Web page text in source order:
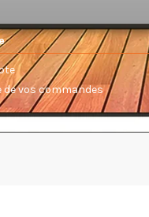
de vos commandes